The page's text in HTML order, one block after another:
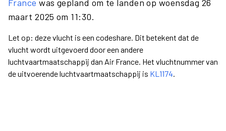
France was gepland om te landen op woensdag 26
maart 2025 om 11:30.
Let op: deze vlucht is een codeshare. Dit betekent dat de
vlucht wordt uitgevoerd door een andere
luchtvaartmaatschappij dan Air France. Het vluchtnummer van
de uitvoerende luchtvaartmaatschappij is KL1174.